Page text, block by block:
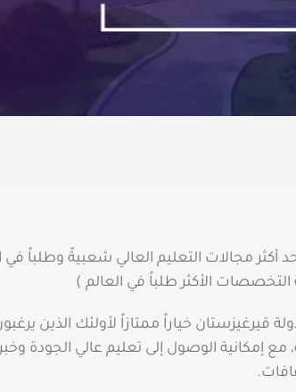
أكثر مجالات التعليم العالي شعبيةً وطلباً في
التخصصات الأكثر طلباً في العالم )
قيرغيزستان خياراً ممتازاً لأولئك الذين
إمكانية الوصول إلى تعليم عالي الجودة